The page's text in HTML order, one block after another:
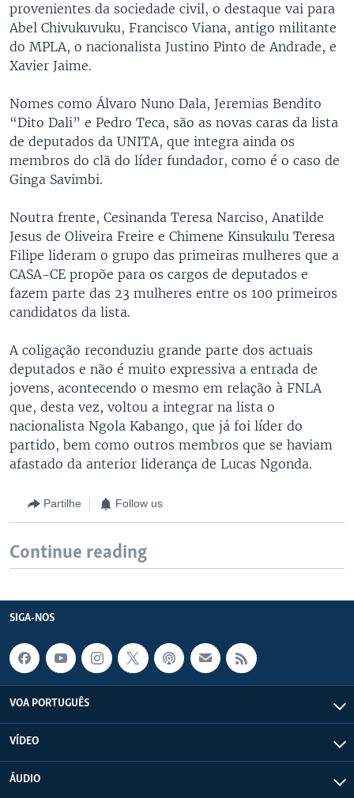
provenientes da sociedade civil, o destaque vai para
Abel Chivukuvuku, Francisco Viana, antigo militante
do MPLA, o nacionalista Justino Pinto de Andrade, e
Xavier Jaime.
Nomes como Álvaro Nuno Dala, Jeremias Bendito
“Dito Dali” e Pedro Teca, são as novas caras da lista
de deputados da UNITA, que integra ainda os
membros do clã do líder fundador, como é o caso de
Ginga Savimbi.
Noutra frente, Cesinanda Teresa Narciso, Anatilde
Jesus de Oliveira Freire e Chimene Kinsukulu Teresa
Filipe lideram o grupo das primeiras mulheres que a
CASA-CE propõe para os cargos de deputados e
fazem parte das 23 mulheres entre os 100 primeiros
candidatos da lista.
A coligação reconduziu grande parte dos actuais
deputados e não é muito expressiva a entrada de
jovens, acontecendo o mesmo em relação à FNLA
que, desta vez, voltou a integrar na lista o
nacionalista Ngola Kabango, que já foi líder do
partido, bem como outros membros que se haviam
afastado da anterior liderança de Lucas Ngonda.
Partilhe Follow us
Continue reading
SIGA-NOS
VOA PORTUGUÊS
VÍDEO
ÁUDIO